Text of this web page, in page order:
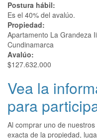
Postura hábil:
Es el 40% del avalúo.
Propiedad:
Apartamento La Grandeza
Cundinamarca
Avalúo:
$127.632.000
Vea la
para
Al comprar uno de
exacta de la propiedad,